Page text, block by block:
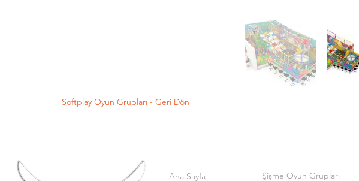
Softplay Oyun Grupları - Geri Dön
Ana Sayfa Şişme Oyun Grupları